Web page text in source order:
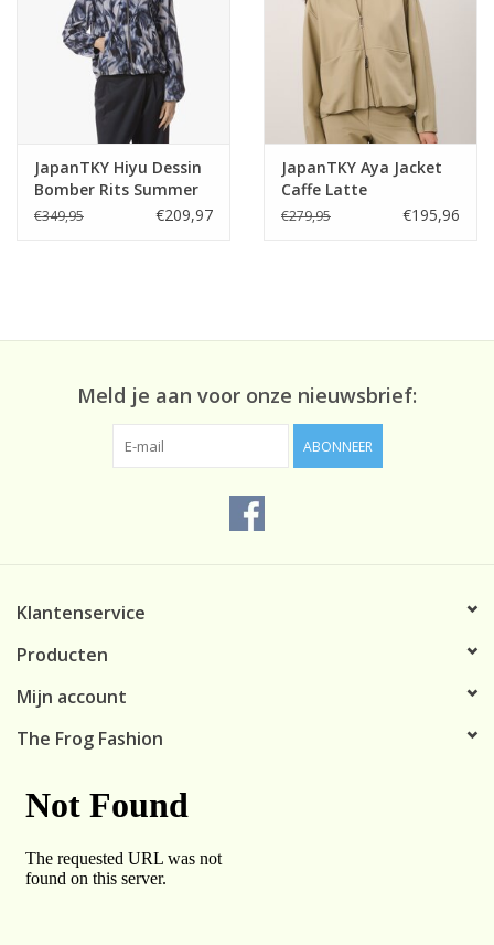
JapanTKY Hiyu Dessin
Bomber Rits Summer
Shadow
€349,95 €209,97
JapanTKY Aya Jacket
Caffe Latte
€279,95 €195,96
Meld je aan voor onze nieuwsbrief:
ABONNEER
Klantenservice
Producten
Mijn account
The Frog Fashion